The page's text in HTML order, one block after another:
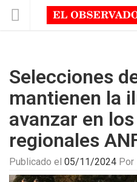
Selecciones
mantienen la
avanzar en
regionales
Publicado el 05/11/2024 Por